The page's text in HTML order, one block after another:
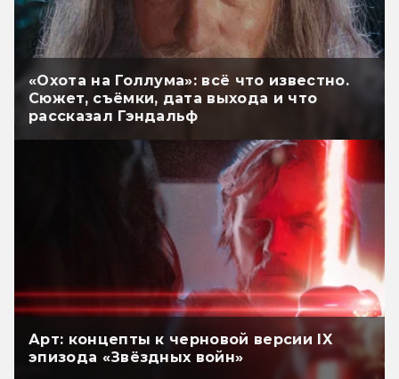
«Охота на Голлума»: всё что известно.
Сюжет, съёмки, дата выхода и что
рассказал Гэндальф
Арт: концепты к черновой версии IX
эпизода «Звёздных войн»